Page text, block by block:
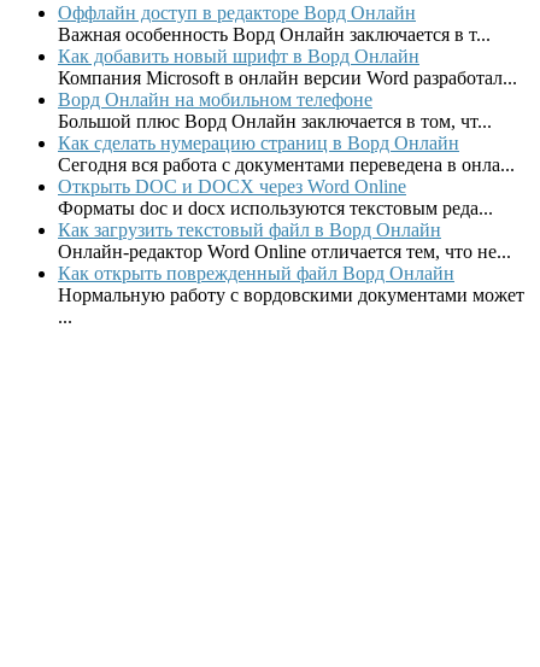
Оффлайн доступ в редакторе Ворд Онлайн
Важная особенность Ворд Онлайн заключается в т...
Как добавить новый шрифт в Ворд Онлайн
Компания Microsoft в онлайн версии Word разработал...
Ворд Онлайн на мобильном телефоне
Большой плюс Ворд Онлайн заключается в том, чт...
Как сделать нумерацию страниц в Ворд Онлайн
Сегодня вся работа с документами переведена в онла...
Открыть DOC и DOCX через Word Online
Форматы doc и docx используются текстовым реда...
Как загрузить текстовый файл в Ворд Онлайн
Онлайн-редактор Word Online отличается тем, что не...
Как открыть поврежденный файл Ворд Онлайн
Нормальную работу с вордовскими документами может
...